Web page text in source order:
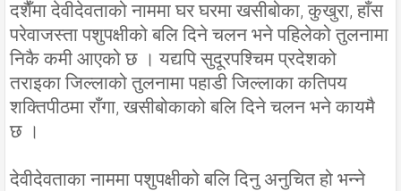
दशैँमा देवीदेवताको नाममा घर घरमा खसीबोका, कुखुरा, हाँस
परेवाजस्ता पशुपक्षीको बलि दिने चलन भने पहिलेको तुलनामा
निकै कमी आएको छ । यद्यपि सुदूरपश्चिम प्रदेशको
तराइका जिल्लाको तुलनामा पहाडी जिल्लाका कतिपय
शक्तिपीठमा राँगा, खसीबोकाको बलि दिने चलन भने कायमै
छ ।
देवीदेवताका नाममा पशुपक्षीको बलि दिनु अनुचित हो भन्ने